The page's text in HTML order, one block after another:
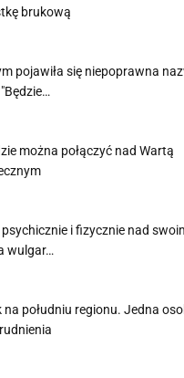
brukową
pojawiła się niepoprawna
można połączyć nad Wartą
psychicznie i fizycznie nad
wulgar…
południu regionu. Jedna